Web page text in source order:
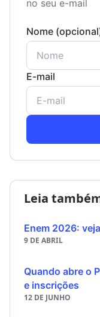
no seu e-mail
Nome
E-mail
Leia
Enem 2026:
9 DE ABRIL
Quando abre o
e inscrições
12 DE JUNHO